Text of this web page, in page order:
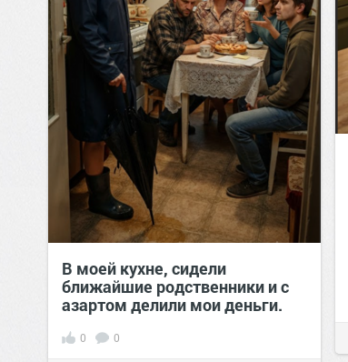
В моей кухне, сидели
ближайшие родственники и с
азартом делили мои деньги.
0 0